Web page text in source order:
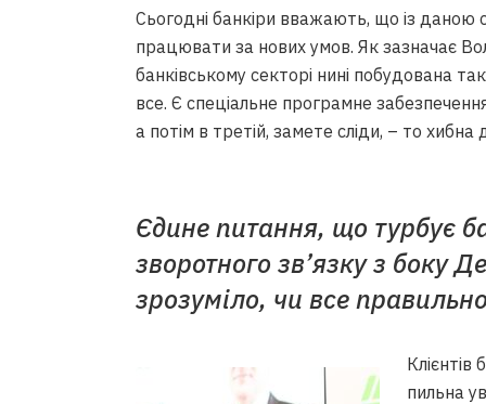
Сьогодні банкіри вважають, що із даною
працювати за нових умов. Як зазначає
банківському секторі нині побудована
все. Є спеціальне програмне
а потім в третій, замете сліди, – то хибна
Єдине питання, що турбує
зворотного зв’язку з боку
зрозуміло, чи все
пильна